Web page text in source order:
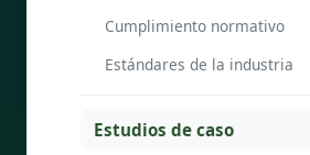
Cumplimiento normativo
Estándares de la industria
Estudios de caso